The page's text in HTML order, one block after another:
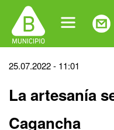
navigation
Back
top
25.07.2022 - 11:01
La artesanía
Cagancha